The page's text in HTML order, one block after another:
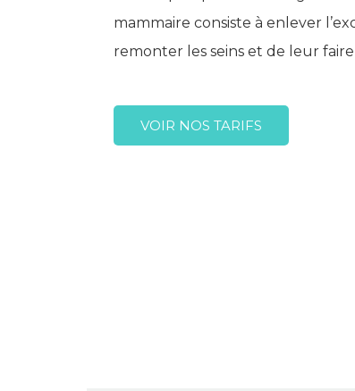
mammaire consiste à enlever
remonter les seins et de leur
VOIR NOS TARIFS